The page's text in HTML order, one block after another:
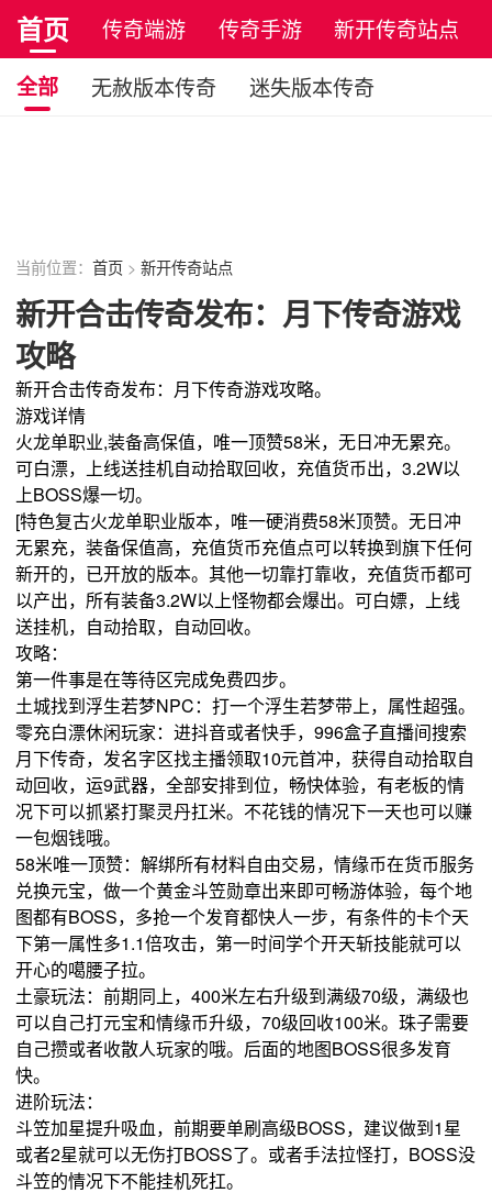
首页 传奇端游 传奇手游
新开传奇站点
正版传奇
全部 无赦版本传奇
迷失版本传奇
复古传奇
当前位置：首页 >新开传奇站点
新开合击传奇发布：月下传奇游戏
攻略
新开合击传奇发布：月下传奇游戏攻略。
游戏详情
火龙单职业,装备高保值，唯一顶赞58米，无日冲无累充。
可白漂，上线送挂机自动拾取回收，充值货币出，3.2W以
上BOSS爆一切。
[特色复古火龙单职业版本，唯一硬消费58米顶赞。无日冲
无累充，装备保值高，充值货币充值点可以转换到旗下任何
新开的，已开放的版本。其他一切靠打靠收，充值货币都可
以产出，所有装备3.2W以上怪物都会爆出。可白嫖，上线
送挂机，自动拾取，自动回收。
攻略：
第一件事是在等待区完成免费四步。
土城找到浮生若梦NPC：打一个浮生若梦带上，属性超强。
零充白漂休闲玩家：进抖音或者快手，996盒子直播间搜索
月下传奇，发名字区找主播领取10元首冲，获得自动拾取自
动回收，运9武器，全部安排到位，畅快体验，有老板的情
况下可以抓紧打聚灵丹扛米。不花钱的情况下一天也可以赚
一包烟钱哦。
58米唯一顶赞：解绑所有材料自由交易，情缘币在货币服务
兑换元宝，做一个黄金斗笠勋章出来即可畅游体验，每个地
图都有BOSS，多抢一个发育都快人一步，有条件的卡个天
下第一属性多1.1倍攻击，第一时间学个开天斩技能就可以
开心的噶腰子拉。
土豪玩法：前期同上，400米左右升级到满级70级，满级也
可以自己打元宝和情缘币升级，70级回收100米。珠子需要
自己攒或者收散人玩家的哦。后面的地图BOSS很多发育
快。
进阶玩法：
斗笠加星提升吸血，前期要单刷高级BOSS，建议做到1星
或者2星就可以无伤打BOSS了。或者手法拉怪打，BOSS没
斗笠的情况下不能挂机死扛。